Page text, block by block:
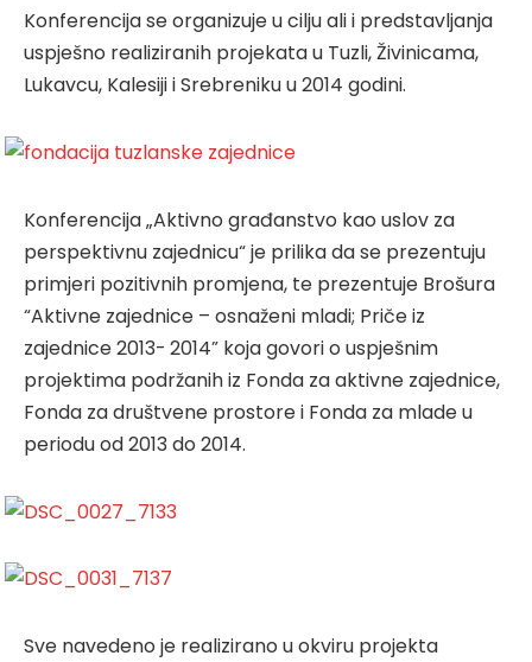
Konferencija se organizuje u cilju ali i predstavljanja
uspješno realiziranih projekata u Tuzli, Živinicama,
Lukavcu, Kalesiji i Srebreniku u 2014 godini.
Konferencija „Aktivno građanstvo kao uslov za
perspektivnu zajednicu“ je prilika da se prezentuju
primjeri pozitivnih promjena, te prezentuje Brošura
“Aktivne zajednice – osnaženi mladi; Priče iz
zajednice 2013- 2014” koja govori o uspješnim
projektima podržanih iz Fonda za aktivne zajednice,
Fonda za društvene prostore i Fonda za mlade u
periodu od 2013 do 2014.
Sve navedeno je realizirano u okviru projekta